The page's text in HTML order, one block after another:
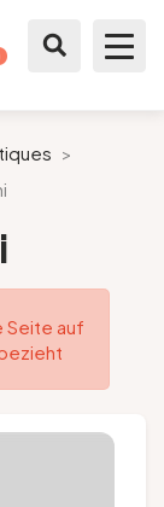
>
Seite auf